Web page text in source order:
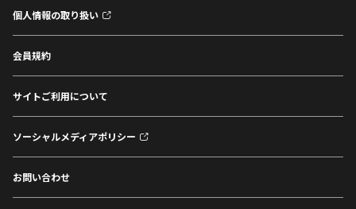
個人情報の取り扱い
会員規約
サイトご利用について
ソーシャルメディアポリシー
お問い合わせ